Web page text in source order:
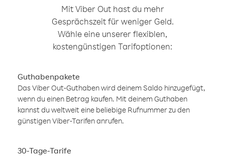
Mit Viber Out hast du mehr
Gesprächszeit für weniger Geld.
Wähle eine unserer flexiblen,
kostengünstigen Tarifoptionen:
Guthabenpakete
Das Viber Out-Guthaben wird deinem Saldo hinzugefügt,
wenn du einen Betrag kaufen. Mit deinem Guthaben
kannst du weltweit eine beliebige Rufnummer zu den
günstigen Viber-Tarifen anrufen.
30-Tage-Tarife